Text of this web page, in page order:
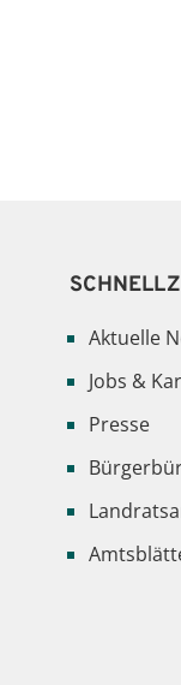
Aktuelle
Jobs &
Presse